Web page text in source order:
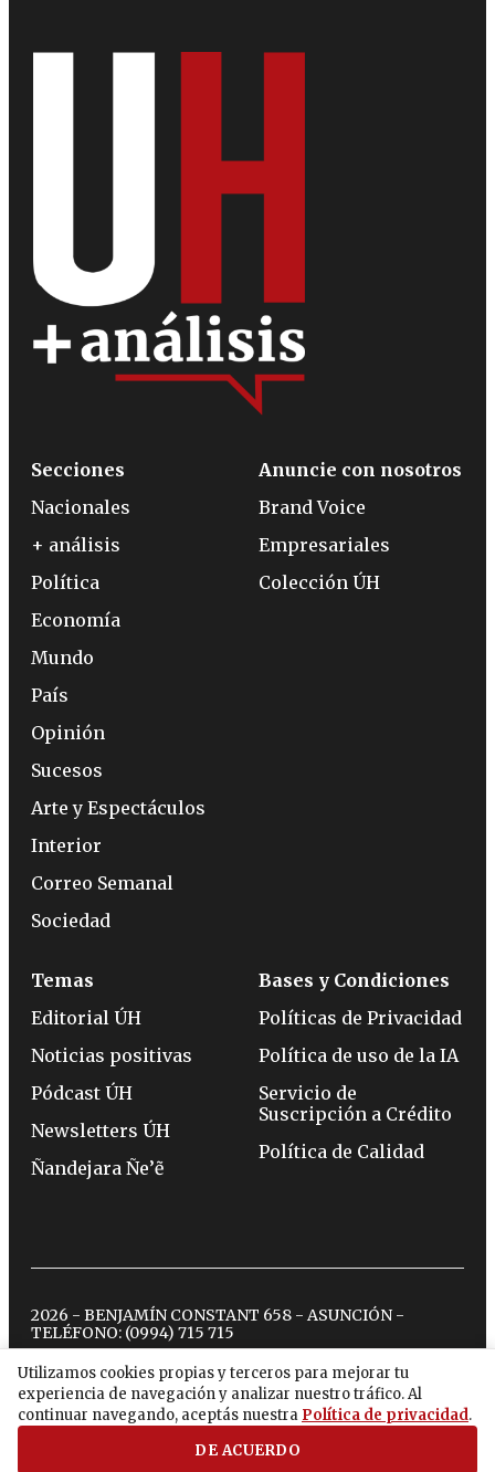
Utilizamos cookies propias y terceros para mejorar tu
experiencia de navegación y analizar nuestro tráfico. Al
continuar navegando, aceptás nuestra Política de privacidad.
DE ACUERDO
Secciones
Nacionales
+ análisis
Política
Economía
Mundo
País
Opinión
Sucesos
Arte y Espectáculos
Interior
Correo Semanal
Sociedad
Anuncie con nosotros
Brand Voice
Empresariales
Colección ÚH
Temas
Editorial ÚH
Noticias positivas
Pódcast ÚH
Newsletters ÚH
Ñandejara Ñe’ẽ
Bases y Condiciones
Políticas de Privacidad
Política de uso de la IA
Servicio de
Suscripción a Crédito
Política de Calidad
2026 - BENJAMÍN CONSTANT 658 - ASUNCIÓN -
TELÉFONO: (0994) 715 715
twitterinstagram
facebook
tiktokyoutubespotify